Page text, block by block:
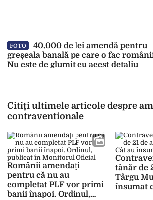
FOTO
40.000 de lei amendă pentru
greșeala banală pe care o fac
Nu este de glumit cu acest detaliu
Citiți ultimele articole despre
contraventionale
Românii amendaţi
pentru că nu au
completat PLF vor primi
banii înapoi. Ordinul,
tânăr de
Târgu
însumat